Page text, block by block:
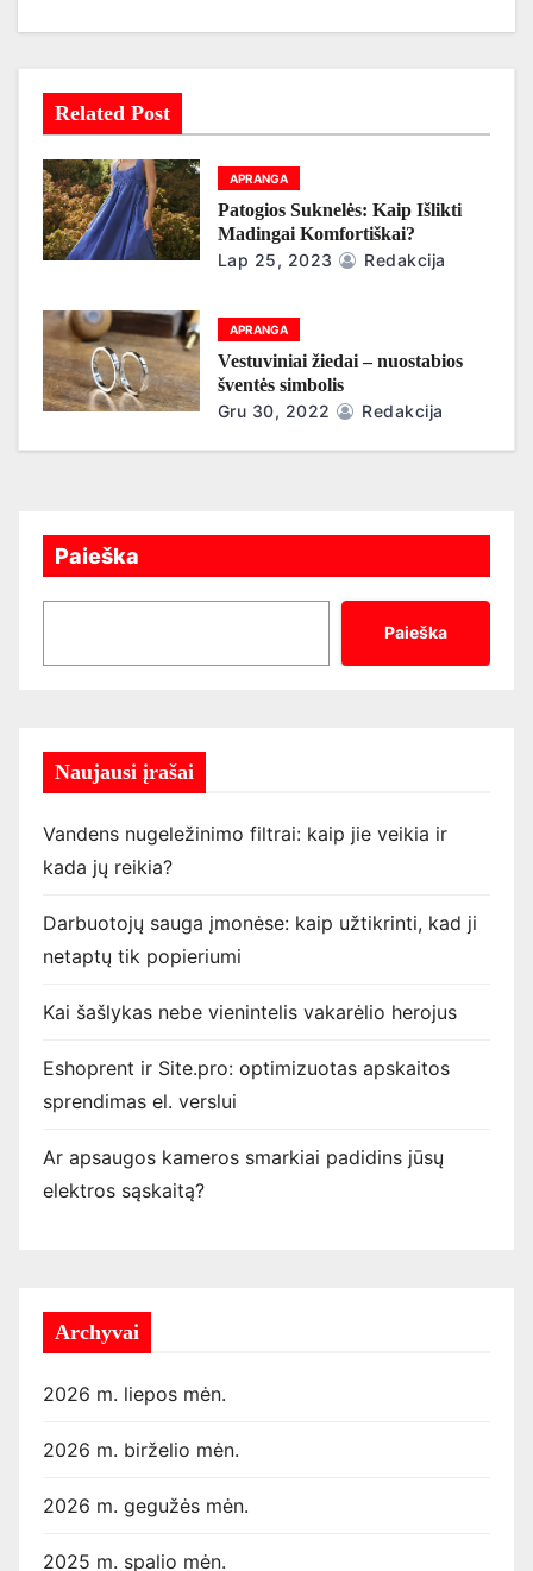
j
a
t
a
r
į
r
a
Related Post
APRANGA
Patogios Suknelės: Kaip Išlikti
Madingai Komfortiškai?
Lap 25, 2023
Redakcija
APRANGA
Vestuviniai žiedai – nuostabios
šventės simbolis
Gru 30, 2022
Redakcija
Paieška
Paieška
Naujausi įrašai
Vandens nugeležinimo filtrai: kaip jie veikia ir
kada jų reikia?
Darbuotojų sauga įmonėse: kaip užtikrinti, kad ji
netaptų tik popieriumi
Kai šašlykas nebe vienintelis vakarėlio herojus
Eshoprent ir Site.pro: optimizuotas apskaitos
sprendimas el. verslui
Ar apsaugos kameros smarkiai padidins jūsų
elektros sąskaitą?
Archyvai
2026 m. liepos mėn.
2026 m. birželio mėn.
2026 m. gegužės mėn.
2025 m. spalio mėn.